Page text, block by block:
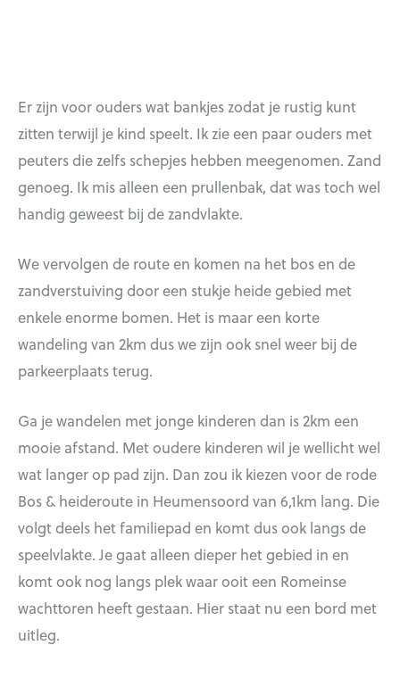
Er zijn voor ouders wat bankjes zodat je rustig kunt
zitten terwijl je kind speelt. Ik zie een paar ouders met
peuters die zelfs schepjes hebben meegenomen. Zand
genoeg. Ik mis alleen een prullenbak, dat was toch wel
handig geweest bij de zandvlakte.
We vervolgen de route en komen na het bos en de
zandverstuiving door een stukje heide gebied met
enkele enorme bomen. Het is maar een korte
wandeling van 2km dus we zijn ook snel weer bij de
parkeerplaats terug.
Ga je wandelen met jonge kinderen dan is 2km een
mooie afstand. Met oudere kinderen wil je wellicht wel
wat langer op pad zijn. Dan zou ik kiezen voor de rode
Bos & heideroute in Heumensoord van 6,1km lang. Die
volgt deels het familiepad en komt dus ook langs de
speelvlakte. Je gaat alleen dieper het gebied in en
komt ook nog langs plek waar ooit een Romeinse
wachttoren heeft gestaan. Hier staat nu een bord met
uitleg.